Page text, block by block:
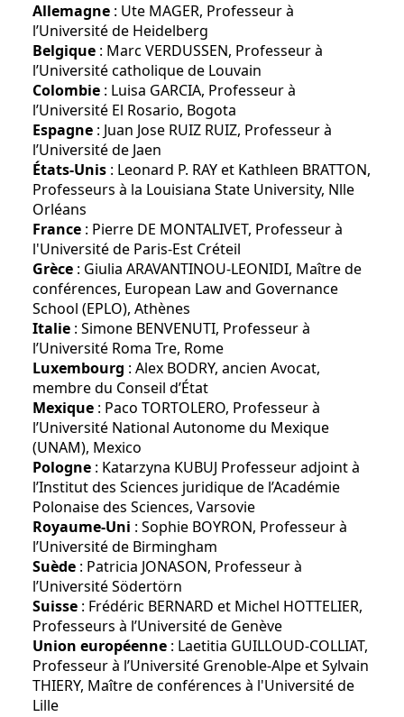
Allemagne : Ute MAGER, Professeur à
l’Université de Heidelberg
Belgique : Marc VERDUSSEN, Professeur à
l’Université catholique de Louvain
Colombie : Luisa GARCIA, Professeur à
l’Université El Rosario, Bogota
Espagne : Juan Jose RUIZ RUIZ, Professeur à
l’Université de Jaen
États-Unis : Leonard P. RAY et Kathleen BRATTON,
Professeurs à la Louisiana State University, Nlle
Orléans
France : Pierre DE MONTALIVET, Professeur à
l'Université de Paris-Est Créteil
Grèce : Giulia ARAVANTINOU-LEONIDI, Maître de
conférences, European Law and Governance
School (EPLO), Athènes
Italie : Simone BENVENUTI, Professeur à
l’Université Roma Tre, Rome
Luxembourg : Alex BODRY, ancien Avocat,
membre du Conseil d’État
Mexique : Paco TORTOLERO, Professeur à
l’Université National Autonome du Mexique
(UNAM), Mexico
Pologne : Katarzyna KUBUJ Professeur adjoint à
l’Institut des Sciences juridique de l’Académie
Polonaise des Sciences, Varsovie
Royaume-Uni : Sophie BOYRON, Professeur à
l’Université de Birmingham
Suède : Patricia JONASON, Professeur à
l’Université Södertörn
Suisse : Frédéric BERNARD et Michel HOTTELIER,
Professeurs à l’Université de Genève
Union européenne : Laetitia GUILLOUD-COLLIAT,
Professeur à l’Université Grenoble-Alpe et Sylvain
THIERY, Maître de conférences à l'Université de
Lille